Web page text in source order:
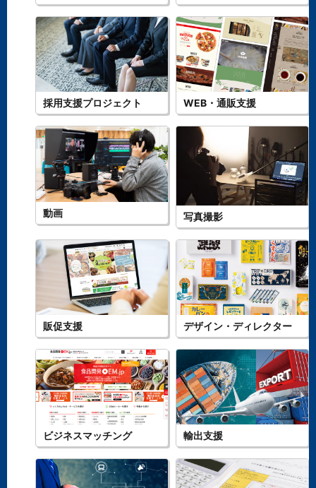
採用支援プロジェクト WEB・通販支援
動画 写真撮影
販促支援 デザイン・ディレクター
ビジネスマッチング 輸出支援